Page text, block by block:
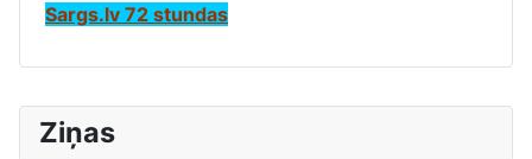
Ziņas
Sargs.lv 72 stundas